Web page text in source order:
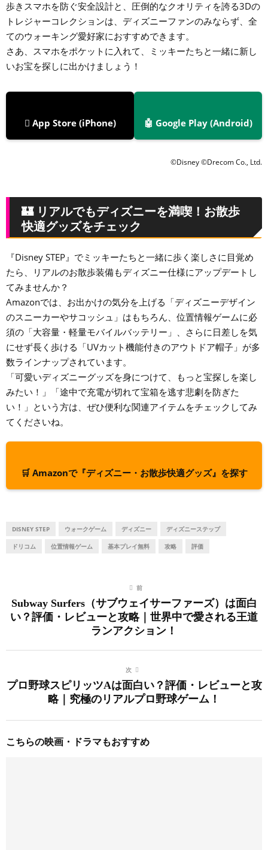
歩きスマホを防ぐ安全設計と、圧倒的なクオリティを誇る3Dの
トレジャーコレクションは、ディズニーファンのみならず、全
てのウォーキング愛好家におすすめできます。
さあ、スマホをポケットに入れて、ミッキーたちと一緒に新し
いお宝を探しに出かけましょう！
 App Store (iPhone) 🤖 Google Play (Android)
©Disney ©Drecom Co., Ltd.
🏰 リアルでもディズニーを満喫！お散歩
快適グッズをチェック
『Disney STEP』でミッキーたちと一緒に歩く楽しさに目覚め
たら、リアルのお散歩装備もディズニー仕様にアップデートし
てみませんか？
Amazonでは、お出かけの気分を上げる「ディズニーデザイン
のスニーカーやサコッシュ」はもちろん、位置情報ゲームに必
須の「大容量・軽量モバイルバッテリー」、さらに日差しを気
にせず長く歩ける「UVカット機能付きのアウトドア帽子」が多
数ラインナップされています。
「可愛いディズニーグッズを身につけて、もっと宝探しを楽し
みたい！」「途中で充電が切れて宝箱を逃す悲劇を防ぎた
い！」という方は、ぜひ便利な関連アイテムをチェックしてみ
てくださいね。
🛒 Amazonで『ディズニー・お散歩快適グッズ』を探す
DISNEY STEP ウォークゲーム ディズニー ディズニーステップ
ドリコム 位置情報ゲーム 基本プレイ無料 攻略 評価
前
Subway Surfers（サブウェイサーファーズ）は面白
い？評価・レビューと攻略｜世界中で愛される王道
ランアクション！
次
プロ野球スピリッツAは面白い？評価・レビューと攻
略｜究極のリアルプロ野球ゲーム！
こちらの映画・ドラマもおすすめ